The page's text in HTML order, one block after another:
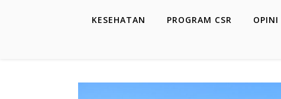
KESEHATAN PROGRAM CSR OPINI